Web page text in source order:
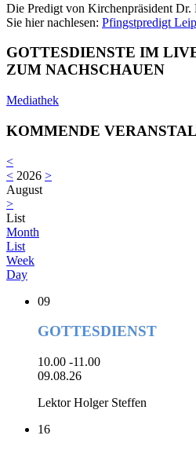
Die Predigt von Kirchenpräsident
Sie hier nachlesen: Pfingstpredigt
GOTTESDIENSTE IM
ZUM NACHSCHAUEN
Mediathek
KOMMENDE
<
< 2026 >
August
>
List
Month
List
Week
Day
09
GOTTESDIENST
10.00 -11.00
09.08.26
Lektor Holger Steffen
16